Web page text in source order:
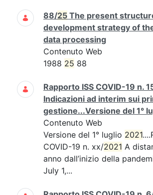
88/25 The present
development strategy of
data processing
Contenuto Web
1988 25 88
Rapporto ISS COVID-19 n.
Indicazioni ad interim sui
gestione...Versione del 1°
Contenuto Web
Versione del 1° luglio 2021
COVID-19 n. xx/2021 A
anno dall’inizio della
July 1,...